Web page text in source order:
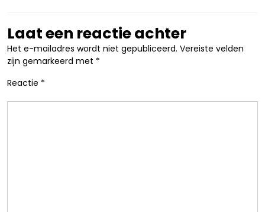
Laat een reactie achter
Het e-mailadres wordt niet gepubliceerd. Vereiste velden
zijn gemarkeerd met *
Reactie *